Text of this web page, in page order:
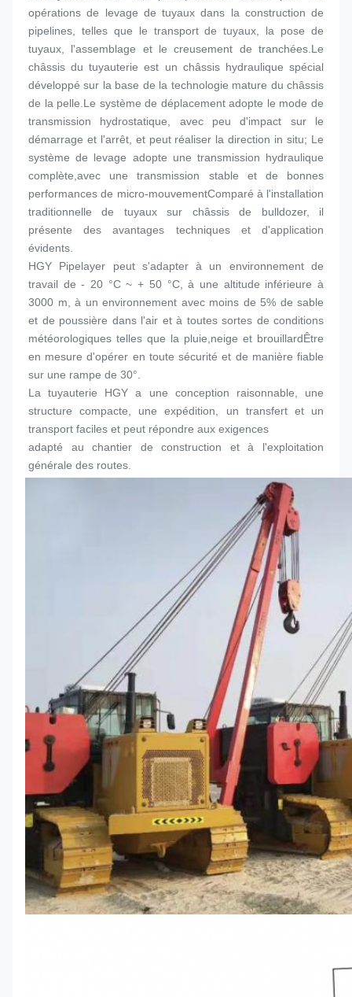
opérations de levage de tuyaux dans la construction de
pipelines, telles que le transport de tuyaux, la pose de
tuyaux, l'assemblage et le creusement de tranchées.Le
châssis du tuyauterie est un châssis hydraulique spécial
développé sur la base de la technologie mature du châssis
de la pelle.Le système de déplacement adopte le mode de
transmission hydrostatique, avec peu d'impact sur le
démarrage et l'arrêt, et peut réaliser la direction in situ; Le
système de levage adopte une transmission hydraulique
complète,avec une transmission stable et de bonnes
performances de micro-mouvementComparé à l'installation
traditionnelle de tuyaux sur châssis de bulldozer, il
présente des avantages techniques et d'application
évidents.
HGY Pipelayer peut s'adapter à un environnement de
travail de - 20 °C ~ + 50 °C, à une altitude inférieure à
3000 m, à un environnement avec moins de 5% de sable
et de poussière dans l'air et à toutes sortes de conditions
météorologiques telles que la pluie,neige et brouillardÊtre
en mesure d'opérer en toute sécurité et de manière fiable
sur une rampe de 30°.
La tuyauterie HGY a une conception raisonnable, une
structure compacte, une expédition, un transfert et un
transport faciles et peut répondre aux exigences
adapté au chantier de construction et à l'exploitation
générale des routes.